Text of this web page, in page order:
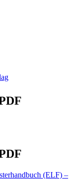
(ELF) –